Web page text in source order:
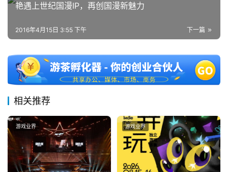
艳遇上世纪国漫IP，再创国漫新魅力
下一篇
2016年4月15日 3:55 下午
相关推荐
游戏业界 游戏业界